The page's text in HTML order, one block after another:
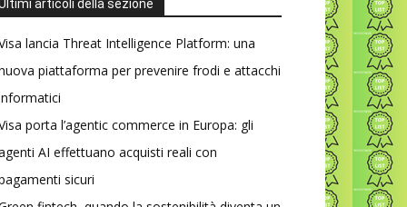
articoli della sezione
lancia Threat Intelligence Platform: una
piattaforma per prevenire frodi e attacchi
porta l’agentic commerce in Europa: gli
AI effettuano acquisti reali con
sicuri